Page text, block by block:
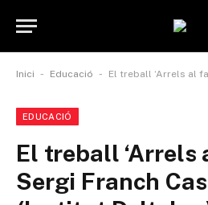
Inici - Educació - El treball ‘Arrels al fang’ de Sergi Franch
EDUCACIÓ
El treball ‘Arrels
Sergi Franch